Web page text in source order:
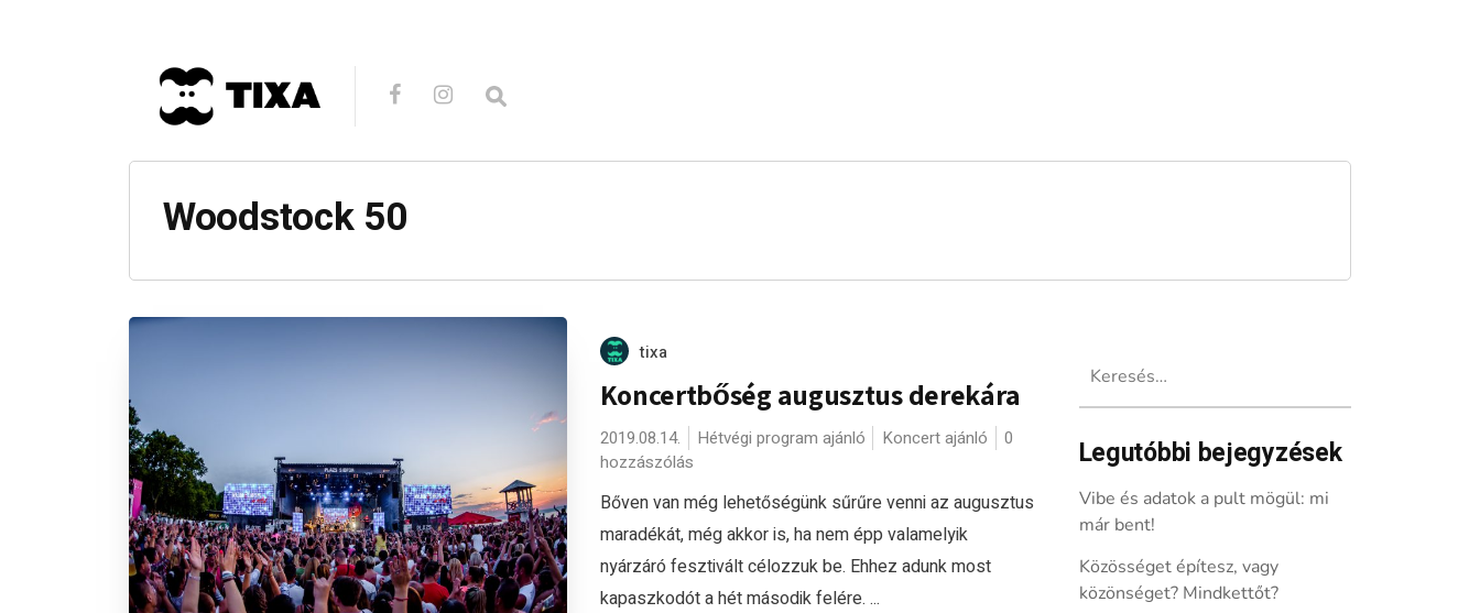
Woodstock 50
tixa
Koncertbőség augusztus derekára
2019.08.14. Hétvégi program ajánló Koncert ajánló
0
hozzászólás
Bőven van még lehetőségünk sűrűre venni az augusztus
maradékát, még akkor is, ha nem épp valamelyik
nyárzáró fesztivált célozzuk be. Ehhez adunk most
kapaszkodót a hét második felére. ...
Legutóbbi bejegyzések
Vibe és adatok a pult mögül: mi
már bent!
Közösséget építesz, vagy
közönséget? Mindkettőt?